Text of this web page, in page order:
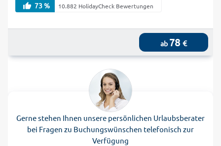
73 %
10.882 HolidayCheck Bewertungen
ab 78 €
Gerne stehen Ihnen unsere persönlichen Urlaubsberater
bei Fragen zu Buchungswünschen telefonisch zur
Verfügung